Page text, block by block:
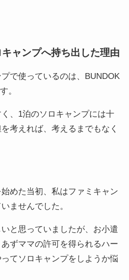
ャンプへ持ち出した理由
で使っているのは、BUNDOK
。
、1泊のソロキャンプには十
考えれば、考えるまでもなく
めた当初、私はファミキャン
ませんでした。
と思っていましたが、お小遣
ずママの許可を得られるハー
てソロキャンプをしようか悩